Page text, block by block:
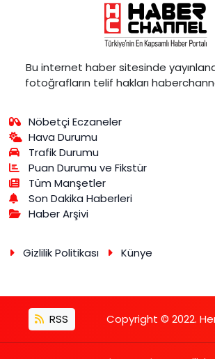
Bu internet haber sitesinde
fotoğrafların telif hakları
Nöbetçi Eczaneler
Hava Durumu
Trafik Durumu
Puan Durumu ve Fikstür
Tüm Manşetler
Son Dakika Haberleri
Haber Arşivi
Gizlilik Politikası Künye
RSS Copyright © 2022. Her